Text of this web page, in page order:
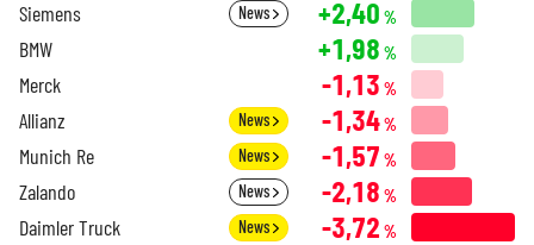
Siemens News +2,40 %
BMW +1,98 %
Merck -1,13 %
Allianz News -1,34%
Munich Re News -1,57 %
Zalando News -2,18 %
Daimler Truck News -3,72 %